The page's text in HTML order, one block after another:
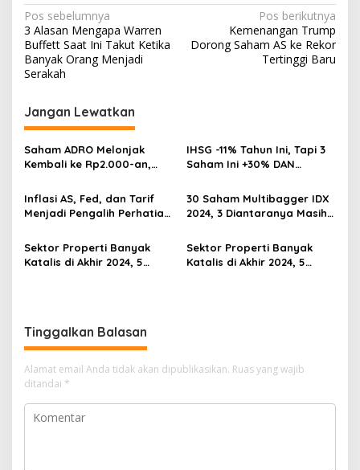
Navigasi
pos
Pos sebelumnya
3 Alasan Mengapa Warren
Buffett Saat Ini Takut Ketika
Banyak Orang Menjadi
Serakah
Pos berikutnya
Kemenangan Trump
Dorong Saham AS ke Rekor
Tertinggi Baru
Jangan Lewatkan
Saham ADRO Melonjak
Kembali ke Rp2.000-an,
Prospeknya
IHSG -11% Tahun Ini, Tapi 3
Saham Ini +30% DAN
Multibagger?
Inflasi AS, Fed, dan Tarif
Menjadi Pengalih Perhatian
Keuangan
30 Saham Multibagger IDX
2024, 3 Diantaranya Masih
Sektor Properti Banyak
Katalis di Akhir 2024, 5
Sektor Properti Banyak
Katalis di Akhir 2024, 5
Tinggalkan Balasan
Alamat email Anda tidak akan dipublikasikan. Ruas yang wajib
ditandai *